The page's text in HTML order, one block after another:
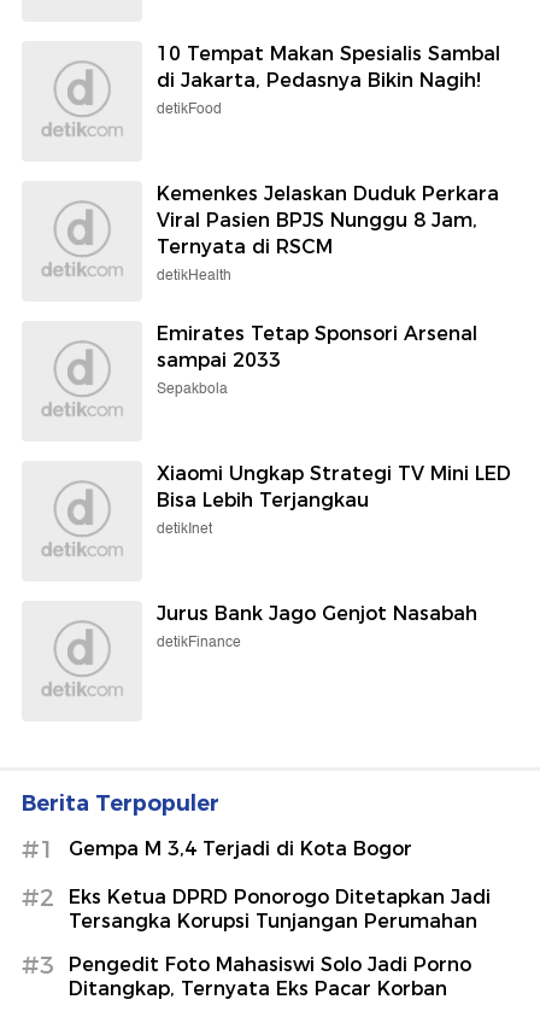
10 Tempat Makan Spesialis Sambal
di Jakarta, Pedasnya Bikin Nagih!
detikFood
Kemenkes Jelaskan Duduk Perkara
Viral Pasien BPJS Nunggu 8 Jam,
Ternyata di RSCM
detikHealth
Emirates Tetap Sponsori Arsenal
sampai 2033
Sepakbola
Xiaomi Ungkap Strategi TV Mini LED
Bisa Lebih Terjangkau
detikInet
Jurus Bank Jago Genjot Nasabah
detikFinance
Berita Terpopuler
#1 Gempa M 3,4 Terjadi di Kota Bogor
#2
Eks Ketua DPRD Ponorogo Ditetapkan Jadi
Tersangka Korupsi Tunjangan Perumahan
#3
Pengedit Foto Mahasiswi Solo Jadi Porno
Ditangkap, Ternyata Eks Pacar Korban